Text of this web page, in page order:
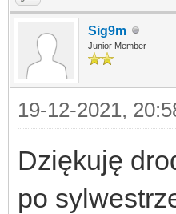
Sig9m
Junior Member
19-12-2021,
Dziękuję
po